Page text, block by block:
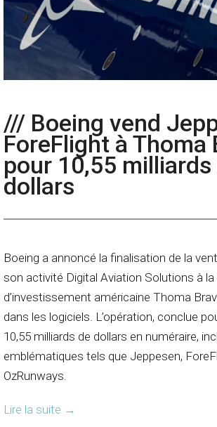
/// Boeing vend
ForeFlight à Thoma
pour 10,55 milliards
dollars
Boeing a annoncé la finalisation de la
son activité Digital Aviation Solutions à
d’investissement américaine Thoma
dans les logiciels. L’opération, conclue
10,55 milliards de dollars en numéraire,
emblématiques tels que Jeppesen,
OzRunways.
Lire la suite →